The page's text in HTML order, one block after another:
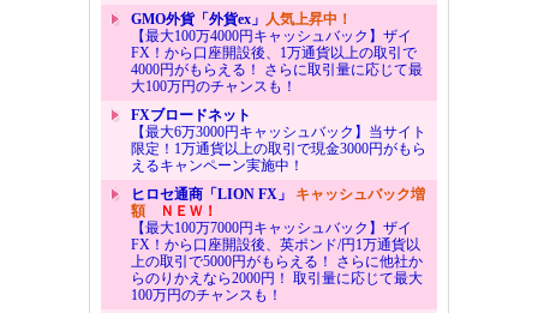
GMO外貨「外貨ex」 人気上昇中！
【最大100万4000円キャッシュバック】ザイ
FX！から口座開設後、1万通貨以上の取引で
4000円がもらえる！ さらに取引量に応じて最
大100万円のチャンスも！
FXブロードネット
【最大6万3000円キャッシュバック】当サイト
限定！1万通貨以上の取引で現金3000円がもら
えるキャンペーン実施中！
ヒロセ通商「LION FX」 キャッシュバック増
額ＮＥＷ！
【最大100万7000円キャッシュバック】ザイ
FX！から口座開設後、英ポンド/円1万通貨以
上の取引で5000円がもらえる！ さらに他社か
らのりかえなら2000円！ 取引量に応じて最大
100万円のチャンスも！